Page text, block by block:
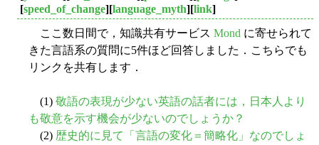
[speed_of_change][language_myth][link]
ここ数日間で，知識共有サービス Mond に寄せられて
きた言語系の質問に5件ほど回答しました．こちらでも
リンクを共有します．
(1) 敬語の表現が少ない英語の話者には，日本人より
も敬意を示す機会が少ないのでしょうか？
(2) 歴史的に見て「言語の変化＝簡略化」なのでしょ